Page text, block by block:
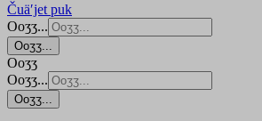
Čuäʹjet puk
Ooʒʒ...
Ooʒʒ...
Ooʒʒ
Ooʒʒ...
Ooʒʒ...